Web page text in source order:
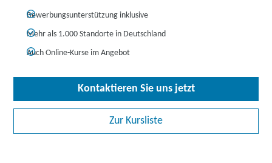
Bewerbungsunterstützung inklusive
Mehr als 1.000 Standorte in Deutschland
Auch Online-Kurse im Angebot
Kontaktieren Sie uns jetzt
Zur Kursliste